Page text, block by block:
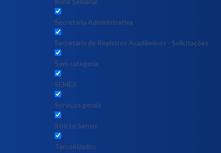
Secretaria Administrativa
Secretaria de Registros Acadêmicos - Solicitações
Sem categoria
SEMEX
Serviços gerais
Stricto Sensu
Terceirizados